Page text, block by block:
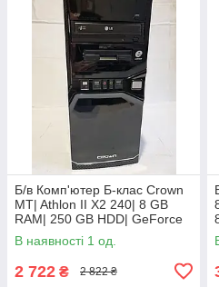
Б/в Комп'ютер Б-клас Crown
MT| Athlon II X2 240| 8 GB
RAM| 250 GB HDD| GeForce
GT 440 1GB
В наявності 1 од.
2 722 ₴ 2 822 ₴